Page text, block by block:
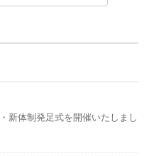
新体制発足式を開催いたしまし